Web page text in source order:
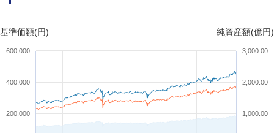
基準価額(円) 純資産額(億円)
200,000
400,000
600,000
1,000.00
2,000.00
3,000.00